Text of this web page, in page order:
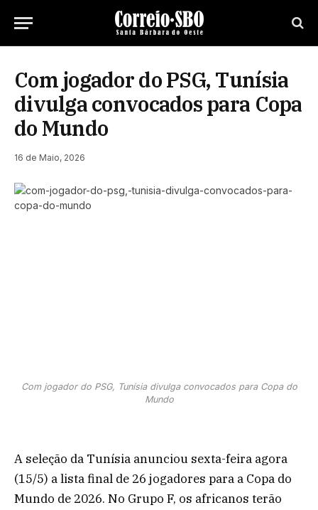
Com jogador do PSG, Tunísia
divulga convocados para Copa
do Mundo
16 de Maio, 2026
Com jogador do PSG, Tunísia divulga convocados para Copa do
Mundo
A seleção da Tunísia anunciou sexta-feira agora
(15/5) a lista final de 26 jogadores para a Copa do
Mundo de 2026. No Grupo F, os africanos terão